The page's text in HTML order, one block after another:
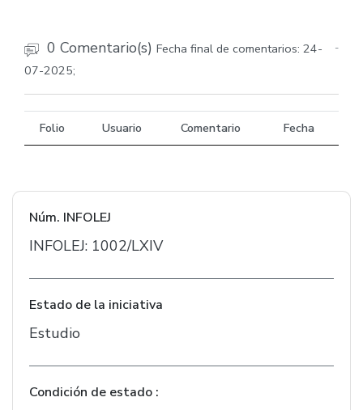
0 Comentario(s) Fecha final de comentarios: 24-
07-2025;
-
Folio Usuario Comentario Fecha
Núm. INFOLEJ
INFOLEJ: 1002/LXIV
Estado de la iniciativa
Estudio
Condición de estado :